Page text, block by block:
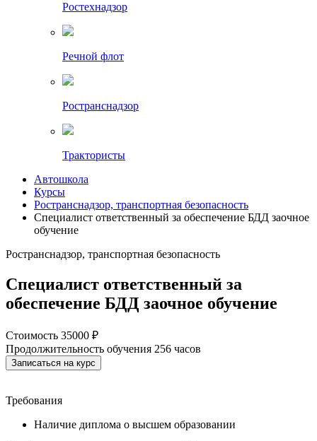
Ростехнадзор
Речной флот
Ространснадзор
Трактористы
Автошкола
Курсы
Ространснадзор, транспортная безопасность
Специалист ответственный за обеспечение БДД заочное
обучение
Ространснадзор, транспортная безопасность
Специалист ответственный за
обеспечение БДД заочное обучение
Стоимость 35000 ₽
Продолжительность обучения 256 часов
Требования
Наличие диплома о высшем образовании